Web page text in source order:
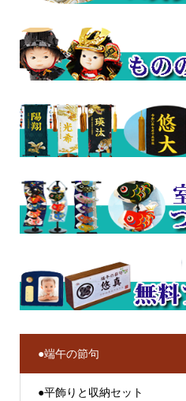
●端午の節句
●平飾りと収納セット